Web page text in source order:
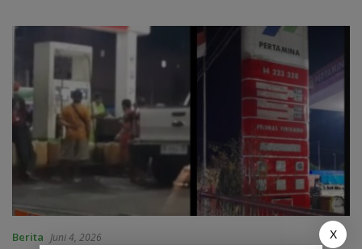
Berita Juni 4, 2026 X